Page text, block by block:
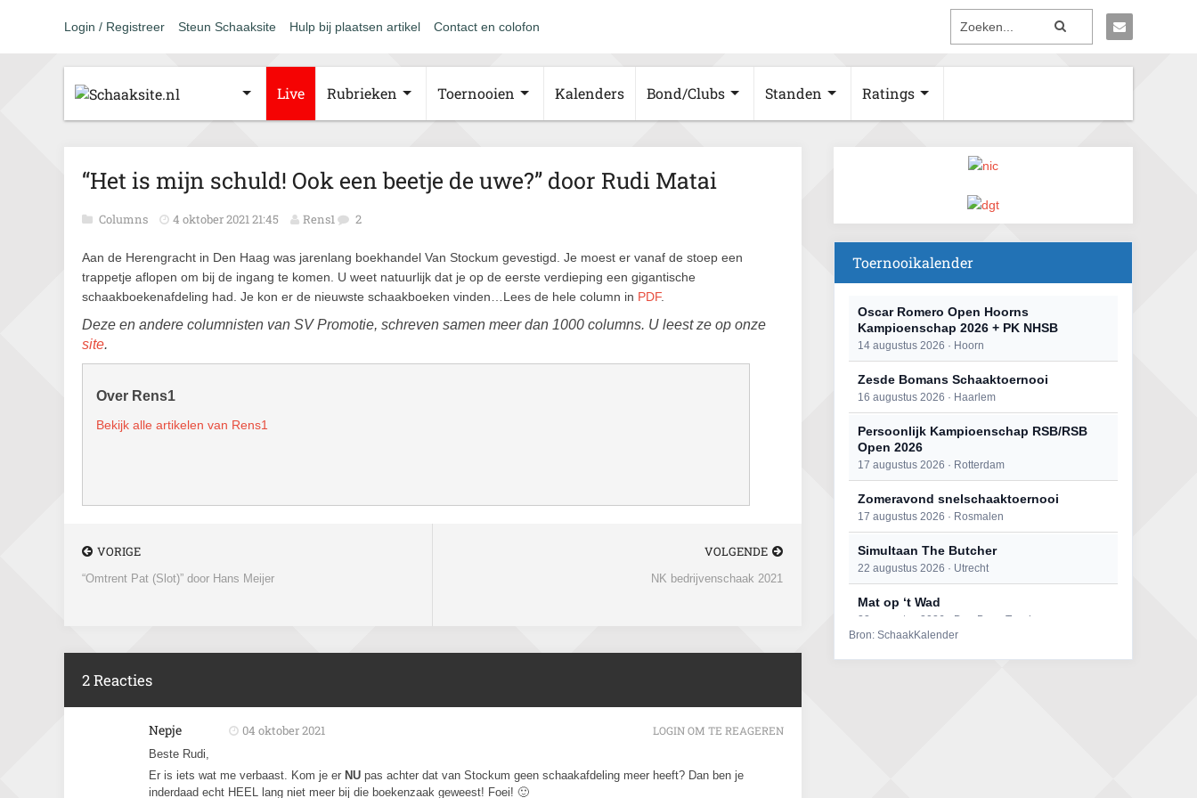
Login / Registreer Steun Schaaksite Hulp bij plaatsen artikel Contact en colofon
Live Rubrieken Toernooien Kalenders Bond/Clubs Standen Ratings
“Het is mijn schuld! Ook een beetje de uwe?” door Rudi Matai
Columns 4 oktober 2021 21:45 Rens1 2
Aan de Herengracht in Den Haag was jarenlang boekhandel Van Stockum gevestigd. Je moest er vanaf de stoep een
trappetje aflopen om bij de ingang te komen. U weet natuurlijk dat je op de eerste verdieping een gigantische
schaakboekenafdeling had. Je kon er de nieuwste schaakboeken vinden…Lees de hele column in PDF.
Deze en andere columnisten van SV Promotie, schreven samen meer dan 1000 columns. U leest ze op onze
site.
Over Rens1
Bekijk alle artikelen van Rens1
VORIGE
“Omtrent Pat (Slot)” door Hans Meijer
VOLGENDE
NK bedrijvenschaak 2021
2 Reacties
Nepje 04 oktober 2021
Beste Rudi,
Er is iets wat me verbaast. Kom je er NU pas achter dat van Stockum geen schaakafdeling meer heeft? Dan ben je
inderdaad echt HEEL lang niet meer bij die boekenzaak geweest! Foei! 🙂
LOGIN OM TE REAGEREN
Toernooikalender
Oscar Romero Open Hoorns
Kampioenschap 2026 + PK NHSB
14 augustus 2026 · Hoorn
Zesde Bomans Schaaktoernooi
16 augustus 2026 · Haarlem
Persoonlijk Kampioenschap RSB/RSB
Open 2026
17 augustus 2026 · Rotterdam
Zomeravond snelschaaktoernooi
17 augustus 2026 · Rosmalen
Simultaan The Butcher
22 augustus 2026 · Utrecht
Mat op ‘t Wad
22 augustus 2026 · Den Burg, Texel
Bron: SchaakKalender